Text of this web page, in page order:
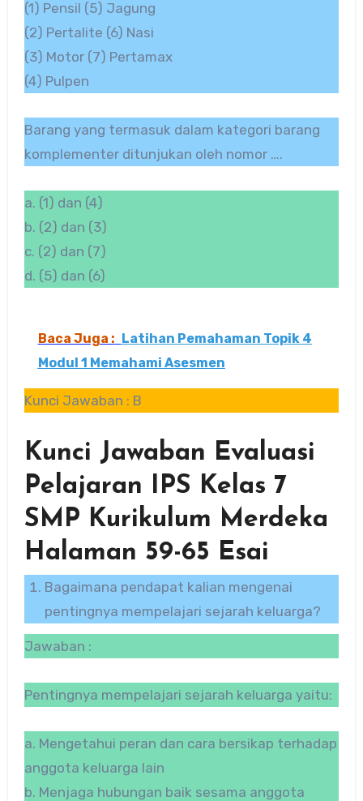
(1) Pensil (5) Jagung
(2) Pertalite (6) Nasi
(3) Motor (7) Pertamax
(4) Pulpen
Barang yang termasuk dalam kategori barang
komplementer ditunjukan oleh nomor ….
a. (1) dan (4)
b. (2) dan (3)
c. (2) dan (7)
d. (5) dan (6)
Baca Juga : Latihan Pemahaman Topik 4
Modul 1 Memahami Asesmen
Kunci Jawaban : B
Kunci Jawaban Evaluasi
Pelajaran IPS Kelas 7
SMP Kurikulum Merdeka
Halaman 59-65 Esai
Bagaimana pendapat kalian mengenai
pentingnya mempelajari sejarah keluarga?
Jawaban :
Pentingnya mempelajari sejarah keluarga yaitu:
a. Mengetahui peran dan cara bersikap terhadap
anggota keluarga lain
b. Menjaga hubungan baik sesama anggota